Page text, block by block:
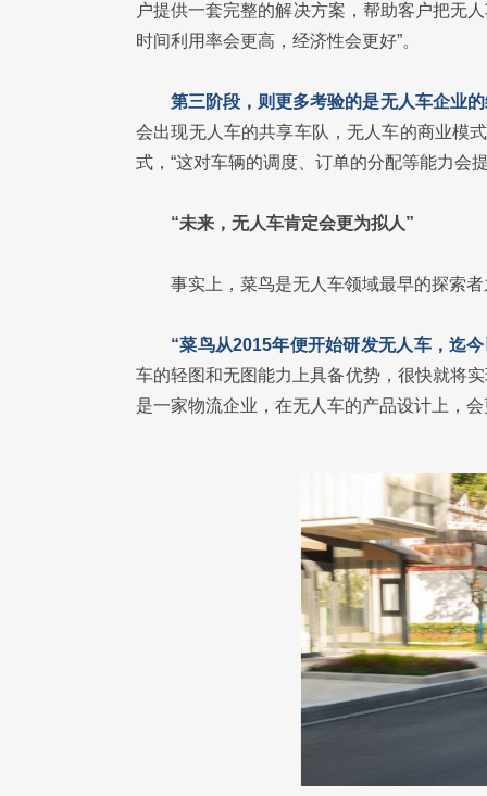
户提供一套完整的解决方案，帮助客户把无
时间利用率会更高，经济性会更好”。
第三阶段，则更多考验的是无人车企业
会出现无人车的共享车队，无人车的商业模
式，“这对车辆的调度、订单的分配等能力会
“未来，无人车肯定会更为拟人”
事实上，菜鸟是无人车领域最早的探索
“菜鸟从2015年便开始研发无人车，迄
车的轻图和无图能力上具备优势，很快就将
是一家物流企业，在无人车的产品设计上，